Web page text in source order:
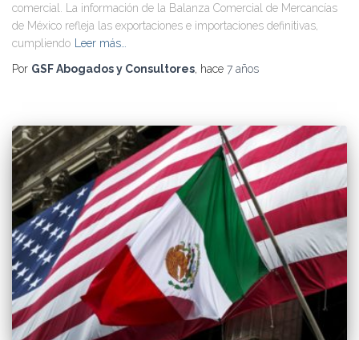
comercial. La información de la Balanza Comercial de Mercancías
de México refleja las exportaciones e importaciones definitivas,
cumpliendo
Leer más…
Por GSF Abogados y Consultores, hace 7 años